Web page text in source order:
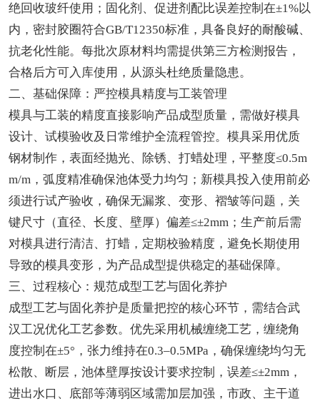
绝回收玻纤使用；固化剂、促进剂配比误差控制在±1%以
内，密封胶圈符合GB/T12350标准，具备良好的耐酸碱、
抗老化性能。每批次原材料均需提供第三方检测报告，
合格后方可入库使用，从源头杜绝质量隐患。
二、基础保障：严控模具精度与工装管理
模具与工装的精度直接影响产品成型质量，需做好模具
设计、试模验收及日常维护全流程管控。模具采用优质
钢材制作，表面经抛光、除锈、打蜡处理，平整度≤0.5m
m/m，弧度精准确保池体受力均匀；新模具投入使用前必
须进行试产验收，确保无漏浆、变形、褶皱等问题，关
键尺寸（直径、长度、壁厚）偏差≤±2mm；生产前后需
对模具进行清洁、打蜡，定期校验精度，避免长期使用
导致的模具变形，为产品成型提供稳定的基础保障。
三、过程核心：规范成型工艺与固化养护
成型工艺与固化养护是质量把控的核心环节，需结合武
汉工况优化工艺参数。优先采用机械缠绕工艺，缠绕角
度控制在±5°，张力维持在0.3–0.5MPa，确保缠绕均匀无
松散、断层，池体壁厚按设计要求控制，误差≤±2mm，
进出水口、底部等薄弱区域需加层加强，市政、主干道